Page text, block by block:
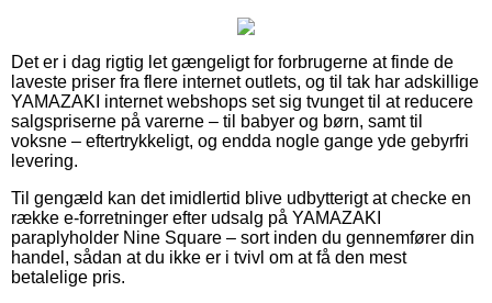
Det er i dag rigtig let gængeligt for forbrugerne at finde de
laveste priser fra flere internet outlets, og til tak har adskillige
YAMAZAKI internet webshops set sig tvunget til at reducere
salgspriserne på varerne – til babyer og børn, samt til
voksne – eftertrykkeligt, og endda nogle gange yde gebyrfri
levering.
Til gengæld kan det imidlertid blive udbytterigt at checke en
række e-forretninger efter udsalg på YAMAZAKI
paraplyholder Nine Square – sort inden du gennemfører din
handel, sådan at du ikke er i tvivl om at få den mest
betalelige pris.